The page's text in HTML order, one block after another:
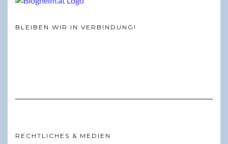
BLEIBEN WIR IN VERBINDUNG!
RECHTLICHES & MEDIEN